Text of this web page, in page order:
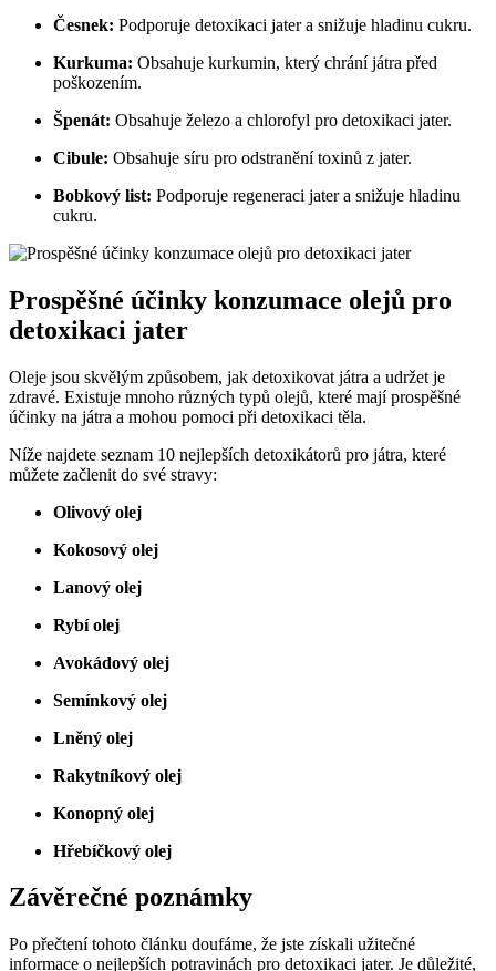
Česnek: Podporuje detoxikaci jater a snižuje hladinu cukru.
Kurkuma: Obsahuje kurkumin, který chrání játra před
poškozením.
Špenát: Obsahuje železo a chlorofyl pro detoxikaci jater.
Cibule: Obsahuje síru pro odstranění toxinů z jater.
Bobkový list: Podporuje regeneraci jater a snižuje hladinu
cukru.
Prospěšné účinky konzumace olejů pro
detoxikaci jater
Oleje jsou skvělým způsobem, jak detoxikovat játra a udržet je
zdravé. Existuje mnoho různých typů olejů, které mají prospěšné
účinky na játra a mohou pomoci při detoxikaci těla.
Níže najdete seznam 10 nejlepších detoxikátorů pro játra, které
můžete začlenit do své stravy:
Olivový olej
Kokosový olej
Lanový olej
Rybí olej
Avokádový olej
Semínkový olej
Lněný olej
Rakytníkový olej
Konopný olej
Hřebíčkový olej
Závěrečné poznámky
Po přečtení tohoto článku doufáme, že jste získali užitečné
informace o nejlepších potravinách pro detoxikaci jater. Je důležité,